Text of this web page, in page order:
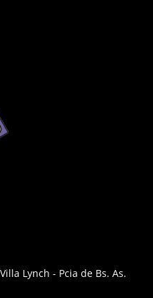
Lynch - Pcia de Bs. As.